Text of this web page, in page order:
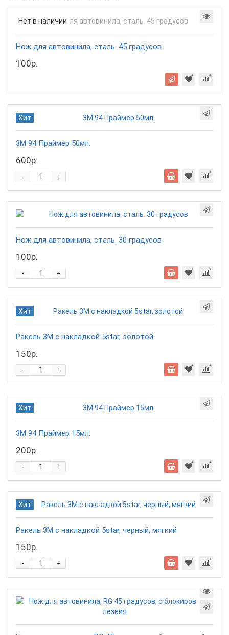
Нет в наличии
Нож для автовинила, сталь. 45 градусов
100р.
Хит
3М 94 Праймер 50мл.
600р.
+
-
Нож для автовинила, сталь. 30 градусов
100р.
+
-
Хит
Ракель 3М с накладкой 5star, золотой.
150р.
+
-
Хит
3М 94 Праймер 15мл.
200р.
+
-
Хит
Ракель 3М с накладкой 5star, черный, мягкий
150р.
+
-